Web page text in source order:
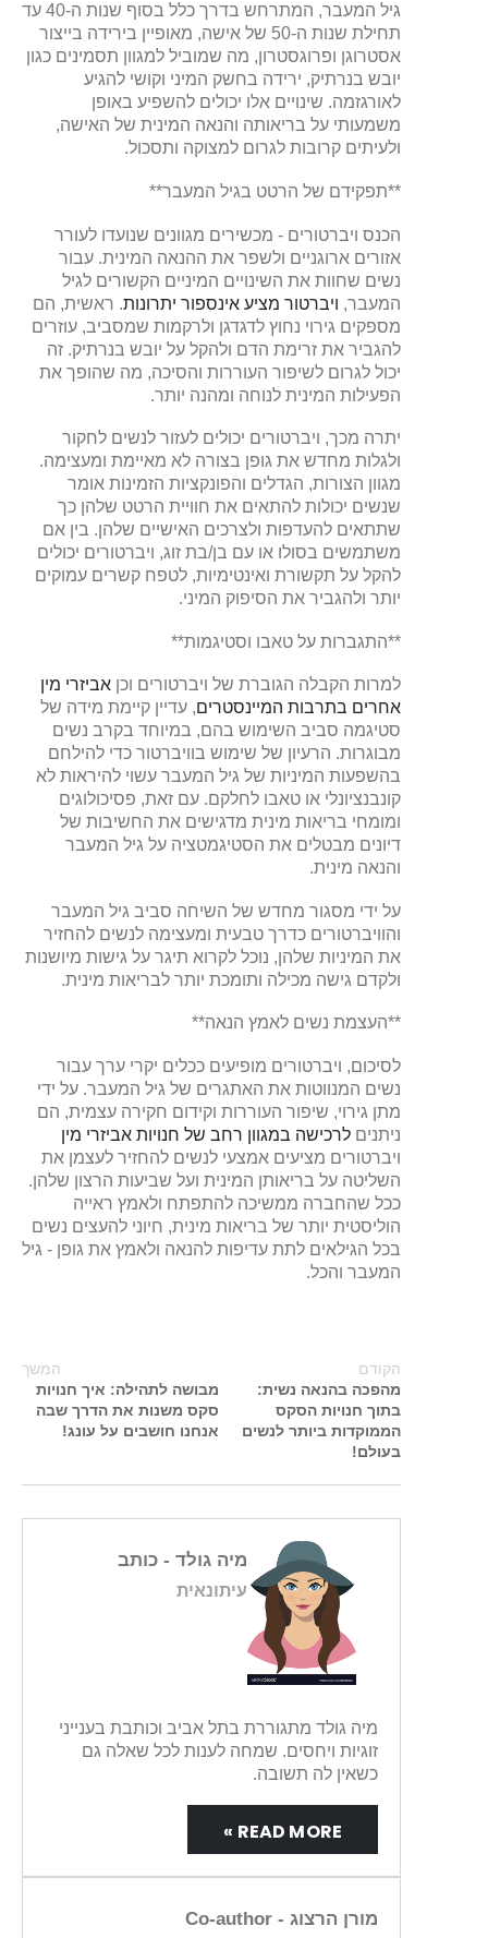
גיל המעבר, המתרחש בדרך כלל בסוף שנות ה-40 עד
תחילת שנות ה-50 של אישה, מאופיין בירידה בייצור
אסטרוגן ופרוגסטרון, מה שמוביל למגוון תסמינים כגון
יובש בנרתיק, ירידה בחשק המיני וקושי להגיע
לאורגזמה. שינויים אלו יכולים להשפיע באופן
משמעותי על בריאותה והנאה המינית של האישה,
ולעיתים קרובות לגרום למצוקה ותסכול.
**תפקידם של הרטט בגיל המעבר**
הכנס ויברטורים - מכשירים מגוונים שנועדו לעורר
אזורים ארוגניים ולשפר את ההנאה המינית. עבור
נשים שחוות את השינויים המיניים הקשורים לגיל
המעבר, ויברטור מציע אינספור יתרונות. ראשית, הם
מספקים גירוי נחוץ לדגדגן ולרקמות שמסביב, עוזרים
להגביר את זרימת הדם ולהקל על יובש בנרתיק. זה
יכול לגרום לשיפור העוררות והסיכה, מה שהופך את
הפעילות המינית לנוחה ומהנה יותר.
יתרה מכך, ויברטורים יכולים לעזור לנשים לחקור
ולגלות מחדש את גופן בצורה לא מאיימת ומעצימה.
מגוון הצורות, הגדלים והפונקציות הזמינות אומר
שנשים יכולות להתאים את חוויית הרטט שלהן כך
שתתאים להעדפות ולצרכים האישיים שלהן. בין אם
משתמשים בסולו או עם בן/בת זוג, ויברטורים יכולים
להקל על תקשורת ואינטימיות, לטפח קשרים עמוקים
יותר ולהגביר את הסיפוק המיני.
**התגברות על טאבו וסטיגמות**
למרות הקבלה הגוברת של ויברטורים וכן אביזרי מין
אחרים בתרבות המיינסטרים, עדיין קיימת מידה של
סטיגמה סביב השימוש בהם, במיוחד בקרב נשים
מבוגרות. הרעיון של שימוש בוויברטור כדי להילחם
בהשפעות המיניות של גיל המעבר עשוי להיראות לא
קונבנציונלי או טאבו לחלקם. עם זאת, פסיכולוגים
ומומחי בריאות מינית מדגישים את החשיבות של
דיונים מבטלים את הסטיגמטציה על גיל המעבר
והנאה מינית.
על ידי מסגור מחדש של השיחה סביב גיל המעבר
והוויברטורים כדרך טבעית ומעצימה לנשים להחזיר
את המיניות שלהן, נוכל לקרוא תיגר על גישות מיושנות
ולקדם גישה מכילה ותומכת יותר לבריאות מינית.
**העצמת נשים לאמץ הנאה**
לסיכום, ויברטורים מופיעים ככלים יקרי ערך עבור
נשים המנווטות את האתגרים של גיל המעבר. על ידי
מתן גירוי, שיפור העוררות וקידום חקירה עצמית, הם
ניתנים לרכישה במגוון רחב של חנויות אביזרי מין
ויברטורים מציעים אמצעי לנשים להחזיר לעצמן את
השליטה על בריאותן המינית ועל שביעות הרצון שלהן.
ככל שהחברה ממשיכה להתפתח ולאמץ ראייה
הוליסטית יותר של בריאות מינית, חיוני להעצים נשים
בכל הגילאים לתת עדיפות להנאה ולאמץ את גופן - גיל
המעבר והכל.
הקודם
מהפכה בהנאה נשית:
בתוך חנויות הסקס
הממוקדות ביותר לנשים
בעולם!
המשך
מבושה לתהילה: איך חנויות
סקס משנות את הדרך שבה
אנחנו חושבים על עונג!
מיה גולד - כותב
עיתונאית
מיה גולד מתגוררת בתל אביב וכותבת בענייני
זוגיות ויחסים. שמחה לענות לכל שאלה גם
כשאין לה תשובה.
READ MORE »
מורן הרצוג - Co-author